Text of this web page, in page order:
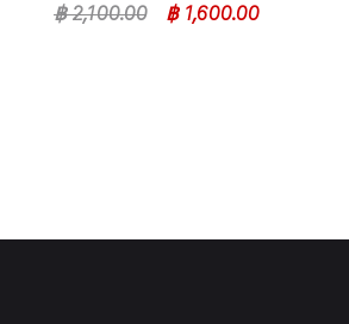
฿2,100.00 ฿1,600.00